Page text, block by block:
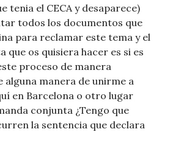
tenia el CECA y desaparece)
todos los documentos que
para reclamar este tema y el
que os quisiera hacer es si es
proceso de manera
alguna manera de unirme a
en Barcelona o otro lugar
conjunta ¿Tengo que
la sentencia que declara